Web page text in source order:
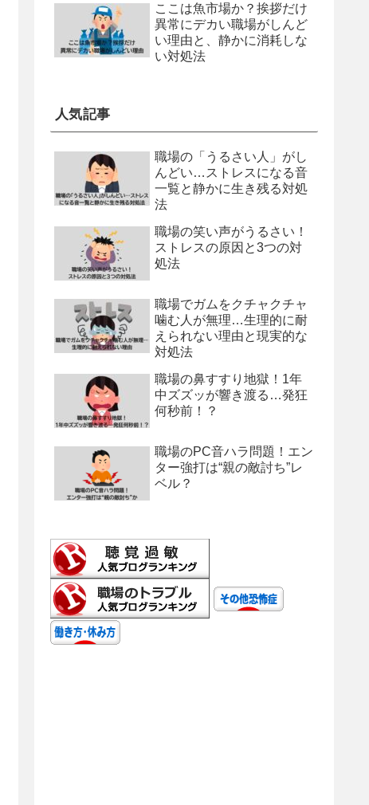
ここは魚市場か？挨拶だけ
異常にデカい職場がしんど
い理由と、静かに消耗しな
い対処法
人気記事
職場の「うるさい人」がし
んどい…ストレスになる音
一覧と静かに生き残る対処
法
職場の笑い声がうるさい！
ストレスの原因と3つの対
処法
職場でガムをクチャクチャ
噛む人が無理…生理的に耐
えられない理由と現実的な
対処法
職場の鼻すすり地獄！1年
中ズズッが響き渡る…発狂
何秒前！？
職場のPC音ハラ問題！エン
ター強打は“親の敵討ち”レ
ベル？